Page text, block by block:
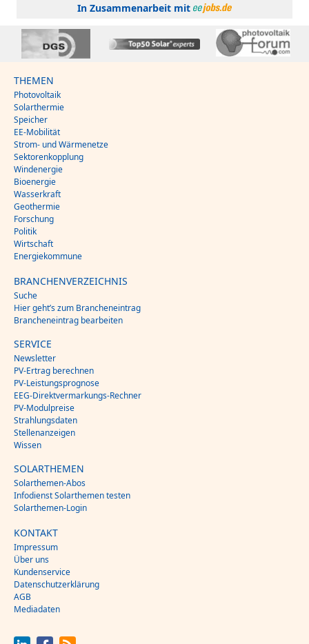
In Zusammenarbeit mit
THEMEN
Photovoltaik
Solarthermie
Speicher
EE-Mobilität
Strom- und Wärmenetze
Sektorenkopplung
Windenergie
Bioenergie
Wasserkraft
Geothermie
Forschung
Politik
Wirtschaft
Energiekommune
BRANCHENVERZEICHNIS
Suche
Hier geht’s zum Brancheneintrag
Brancheneintrag bearbeiten
SERVICE
Newsletter
PV-Ertrag berechnen
PV-Leistungsprognose
EEG-Direktvermarkungs-Rechner
PV-Modulpreise
Strahlungsdaten
Stellenanzeigen
Wissen
SOLARTHEMEN
Solarthemen-Abos
Infodienst Solarthemen testen
Solarthemen-Login
KONTAKT
Impressum
Über uns
Kundenservice
Datenschutzerklärung
AGB
Mediadaten